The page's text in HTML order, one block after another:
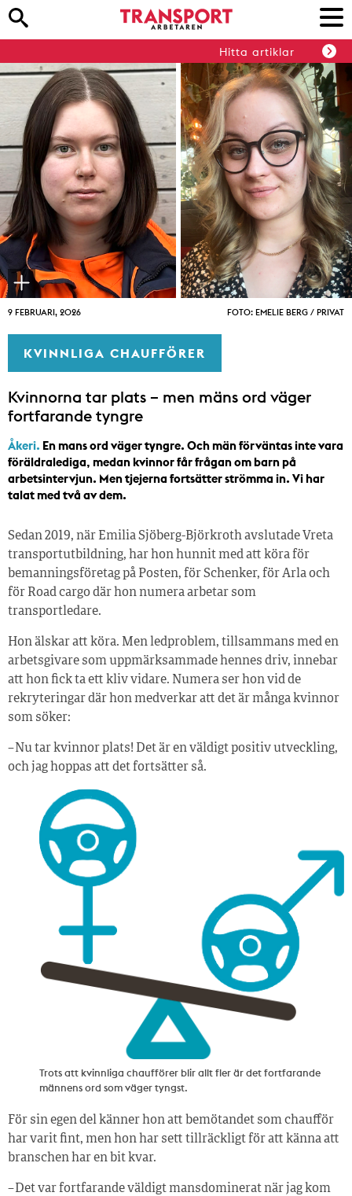
Hitta artiklar
9 FEBRUARI, 2026 FOTO: EMELIE BERG / PRIVAT
KVINNLIGA CHAUFFÖRER
Kvinnorna tar plats – men mäns ord väger
fortfarande tyngre
Åkeri. En mans ord väger tyngre. Och män förväntas inte vara
föräldralediga, medan kvinnor får frågan om barn på
arbetsintervjun. Men tjejerna fortsätter strömma in. Vi har
talat med två av dem.
Sedan 2019, när Emilia Sjöberg-Björkroth avslutade Vreta
transportutbildning, har hon hunnit med att köra för
bemanningsföretag på Posten, för Schenker, för Arla och
för Road cargo där hon numera arbetar som
transportledare.
Hon älskar att köra. Men ledproblem, tillsammans med en
arbetsgivare som uppmärksammade hennes driv, innebar
att hon fick ta ett kliv vidare. Numera ser hon vid de
rekryteringar där hon medverkar att det är många kvinnor
som söker:
– Nu tar kvinnor plats! Det är en väldigt positiv utveckling,
och jag hoppas att det fortsätter så.
Trots att kvinnliga chaufförer blir allt fler är det fortfarande
männens ord som väger tyngst.
För sin egen del känner hon att bemötandet som chaufför
har varit fint, men hon har sett tillräckligt för att känna att
branschen har en bit kvar.
– Det var fortfarande väldigt mansdominerat när jag kom